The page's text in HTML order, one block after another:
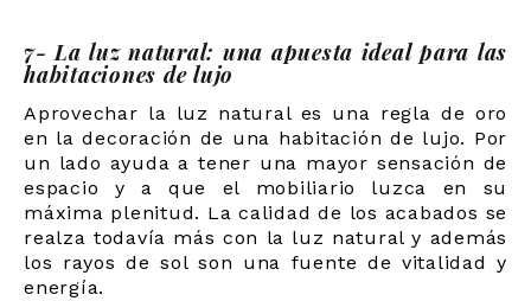
7- La luz natural: una apuesta ideal para las
habitaciones de lujo
Aprovechar la luz natural es una regla de oro
en la decoración de una habitación de lujo. Por
un lado ayuda a tener una mayor sensación de
espacio y a que el mobiliario luzca en su
máxima plenitud. La calidad de los acabados se
realza todavía más con la luz natural y además
los rayos de sol son una fuente de vitalidad y
energía.